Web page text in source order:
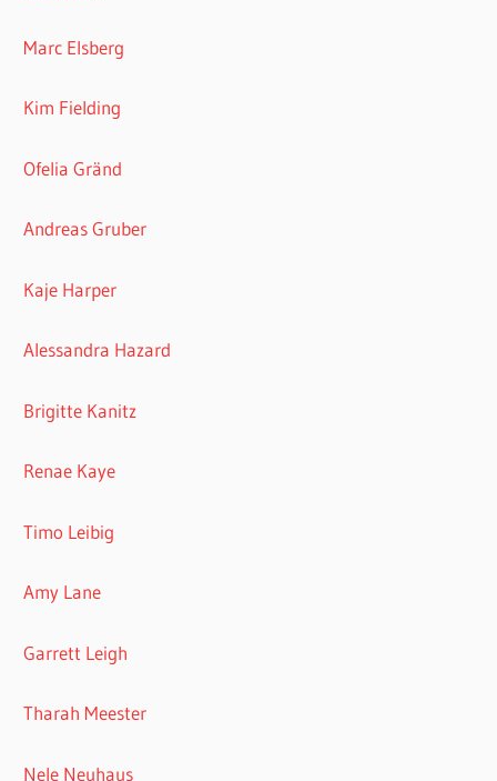
Marc Elsberg
Kim Fielding
Ofelia Gränd
Andreas Gruber
Kaje Harper
Alessandra Hazard
Brigitte Kanitz
Renae Kaye
Timo Leibig
Amy Lane
Garrett Leigh
Tharah Meester
Nele Neuhaus